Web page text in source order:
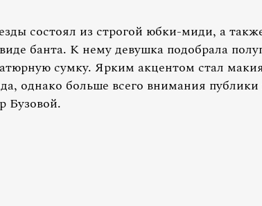
состоял из строгой юбки-миди, а
банта. К нему девушка подобрала
сумку. Ярким акцентом стал
однако больше всего внимания
Бузовой.